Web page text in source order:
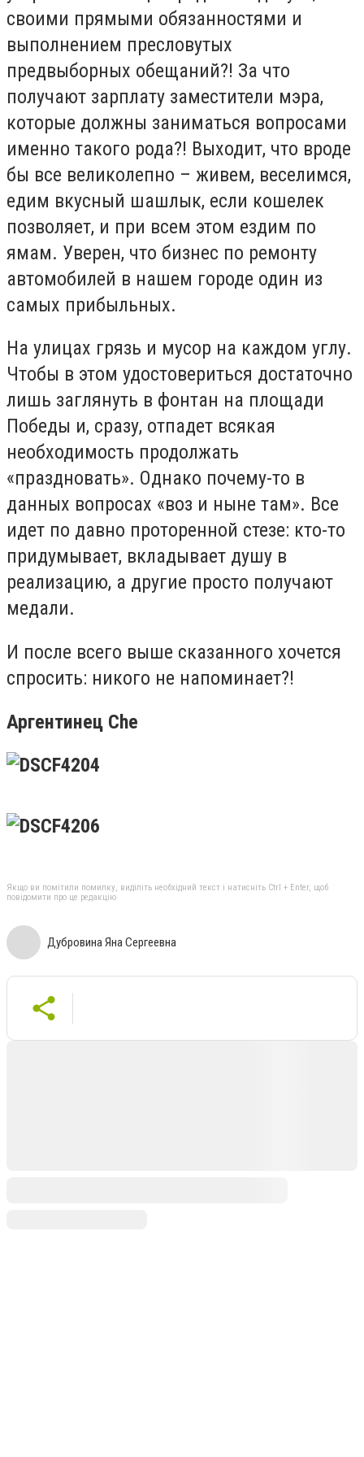
своими прямыми обязанностями и
выполнением пресловутых
предвыборных обещаний?! За что
получают зарплату заместители мэра,
которые должны заниматься вопросами
именно такого рода?! Выходит, что вроде
бы все великолепно – живем, веселимся,
едим вкусный шашлык, если кошелек
позволяет, и при всем этом ездим по
ямам. Уверен, что бизнес по ремонту
автомобилей в нашем городе один из
самых прибыльных.
На улицах грязь и мусор на каждом углу.
Чтобы в этом удостовериться достаточно
лишь заглянуть в фонтан на площади
Победы и, сразу, отпадет всякая
необходимость продолжать
«праздновать». Однако почему-то в
данных вопросах «воз и ныне там». Все
идет по давно проторенной стезе: кто-то
придумывает, вкладывает душу в
реализацию, а другие просто получают
медали.
И после всего выше сказанного хочется
спросить: никого не напоминает?!
Аргентинец Che
Якщо ви помітили помилку, виділіть необхідний текст і натисніть Ctrl + Enter, щоб
повідомити про це редакцію
Дубровина Яна Сергеевна